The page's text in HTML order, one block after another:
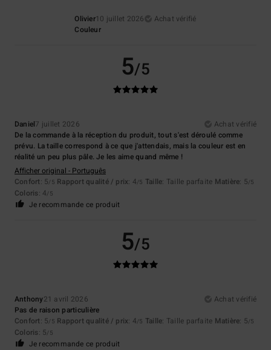
Olivier10 juillet 2026
Achat vérifié
Couleur
5/5
Daniel7 juillet 2026
Achat vérifié
De la commande à la réception du produit, tout s'est déroulé comme
prévu. La taille correspond à ce que j'attendais, mais la couleur est en
réalité un peu plus pâle. Je les aime quand même !
Afficher original - Português
Confort: 5/5 Rapport qualité / prix: 4/5 Taille: Taille parfaite Matière: 5/5
Coloris: 4/5
Je recommande ce produit
5/5
Anthony21 avril 2026
Achat vérifié
Pas de raison particulière
Confort: 5/5 Rapport qualité / prix: 4/5 Taille: Taille parfaite Matière: 5/5
Coloris: 5/5
Je recommande ce produit